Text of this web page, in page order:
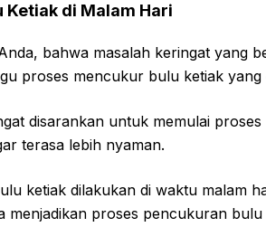
Ketiak di Malam Hari
bahwa masalah keringat yang
proses mencukur bulu ketiak yang
disarankan untuk memulai
terasa lebih nyaman.
ketiak dilakukan di waktu malam
menjadikan proses pencukuran